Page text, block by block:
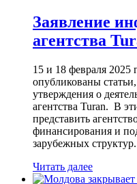
Заявление
агентства
15 и 18 февраля 2025
опубликованы
утверждения о
агентства Turan. В
представить
финансирования и
зарубежных структур.
Читать далее